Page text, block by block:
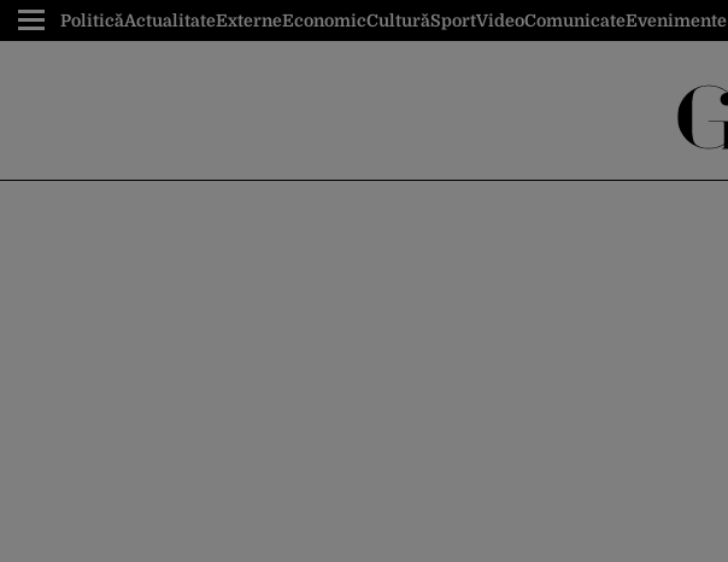
PoliticăActualitateExterneEconomicCulturăSportVideoComunicateEvenimente